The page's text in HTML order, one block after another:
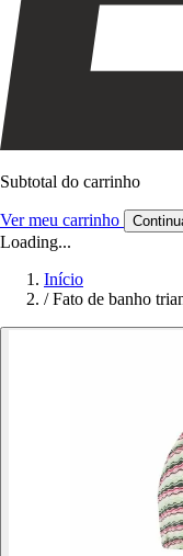
Subtotal do carrinho
Ver meu carrinho
Loading...
Início
/ Fato de banho